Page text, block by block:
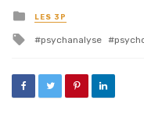
Posted in
LES 3P
Tagged with
psychanalyse